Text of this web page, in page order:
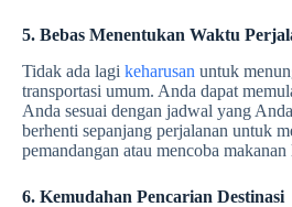
5. Bebas Menentukan Waktu
Tidak ada lagi keharusan untuk
transportasi umum. Anda dapat
Anda sesuai dengan jadwal yang
berhenti sepanjang perjalanan untuk
pemandangan atau mencoba
6. Kemudahan Pencarian Destinasi